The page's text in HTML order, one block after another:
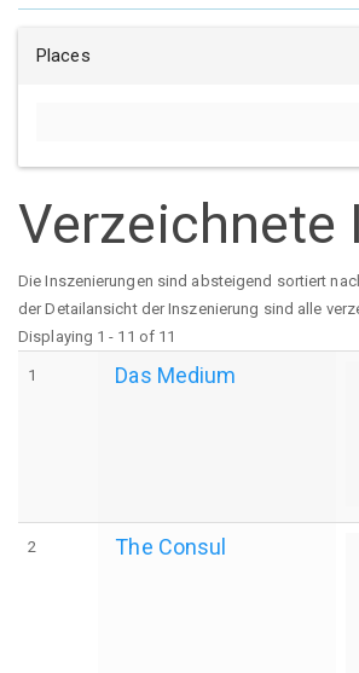
Places
Verzeichnete
Die Inszenierungen sind absteigend sortiert
der Detailansicht der Inszenierung sind alle
Displaying 1 - 11 of 11
1 Das Medium
2 The Consul